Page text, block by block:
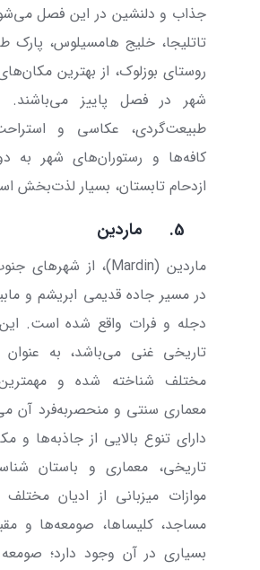
جذاب و دلنشین در این فصل
تاتلیجا، خلیج هامسیلوس، پارک
روستای بوزلوک، از بهترین
شهر در فصل پاییز می‌باشند.
طبیعت‌گردی، عکاسی و
کافه‌ها و رستوران‌های شهر به
ازدحام تابستان، بسیار لذت‌بخش
5. ماردین
ماردین (Mardin)، از شهرهای
در مسیر جاده قدیمی ابریشم و
دجله و فرات واقع شده است.
تاریخی غنی می‌باشد، به
مختلف شناخته شده و
معماری سنتی و منحصر‌به‌فرد آن
دارای تنوع بالایی از جاذبه‌ها و
تاریخی، معماری و باستان
موازات میزبانی از ادیان
مساجد، کلیساها، صومعه‌ها و
بسیاری در آن وجود دارد؛ صومعه